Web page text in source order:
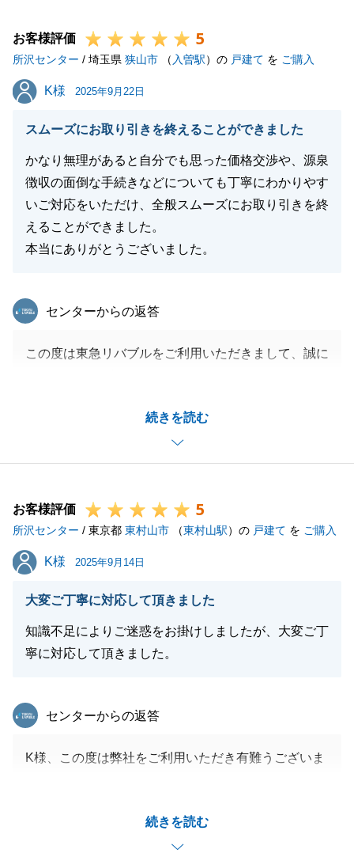
軽にお申し付けくださいませ。
Ｆ様ならびにご家族様のご多幸を心より祈念申し上げ
ます。
お客様評価 5
所沢センター / 埼玉県 狭山市 （ 入曽駅）の 戸建て を ご購入
K様
K様 2025年9月22日
スムーズにお取り引きを終えることができました
かなり無理があると自分でも思った価格交渉や、源泉
徴収の面倒な手続きなどについても丁寧にわかりやす
いご対応をいただけ、全般スムーズにお取り引きを終
えることができました。
本当にありがとうございました。
続きを読む
東急リバブル
センターからの返答
この度は東急リバブルをご利用いただきまして、誠に
今後のご計画やその他不動産売買に関してお困りのこ
とがございましたらお気軽にご連絡ください。
今後とも東急リバブルをご愛顧の程、よろしくお願い
お客様評価 5
所沢センター / 東京都 東村山市 （東村山駅）の 戸建て を ご購入
K様
K様 2025年9月14日
大変ご丁寧に対応して頂きました
知識不足によりご迷惑をお掛けしましたが、大変ご丁
寧に対応して頂きました。
続きを読む
東急リバブル
センターからの返答
K様、この度は弊社をご利用いただき有難うございま
れた事は良かったと思います。
今後とも不動産にかかわるご相談があればお気軽にご